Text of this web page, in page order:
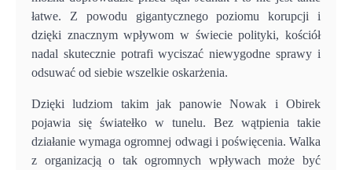
łatwe. Z powodu gigantycznego poziomu korupcji i
dzięki znacznym wpływom w świecie polityki, kościół
nadal skutecznie potrafi wyciszać niewygodne sprawy i
odsuwać od siebie wszelkie oskarżenia.
Dzięki ludziom takim jak panowie Nowak i Obirek
pojawia się światełko w tunelu. Bez wątpienia takie
działanie wymaga ogromnej odwagi i poświęcenia. Walka
z organizacją o tak ogromnych wpływach może być